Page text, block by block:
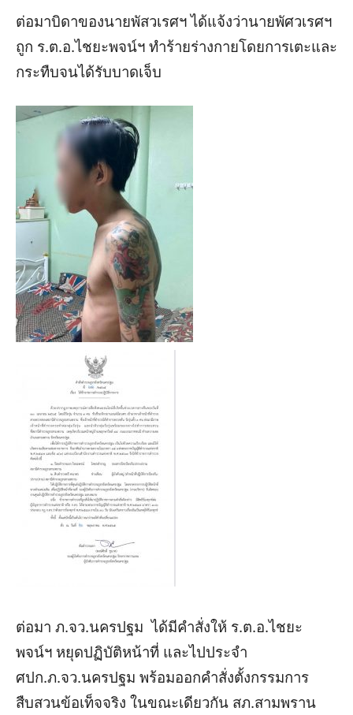
ต่อมาบิดาของนายพัสวเรศฯ ได้แจ้งว่านายพัศวเรศฯ
ถูก ร.ต.อ.ไชยะพจน์ฯ ทำร้ายร่างกายโดยการเตะและ
กระทืบจนได้รับบาดเจ็บ
ต่อมา ภ.จว.นครปฐม ได้มีคำสั่งให้ ร.ต.อ.ไชยะ
พจน์ฯ หยุดปฏิบัติหน้าที่ และไปประจำ
ศปก.ภ.จว.นครปฐม พร้อมออกคำสั่งตั้งกรรมการ
สืบสวนข้อเท็จจริง ในขณะเดียวกัน สภ.สามพราน